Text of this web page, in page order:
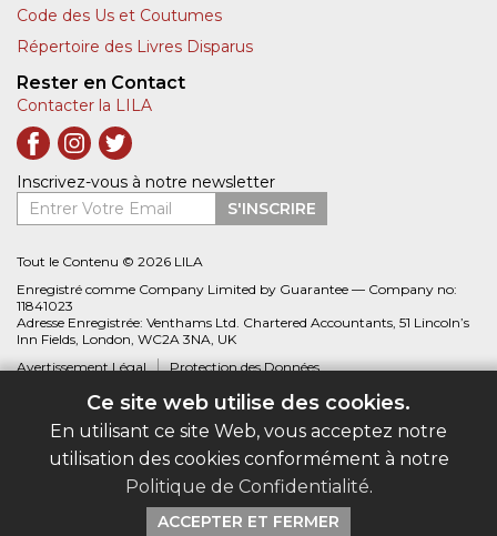
Ce site web utilise des cookies.
En utilisant ce site Web, vous acceptez notre
utilisation des cookies conformément à notre
Politique de Confidentialité.
ACCEPTER ET FERMER
Code des Us et Coutumes
Répertoire des Livres Disparus
Rester en Contact
Contacter la LILA
Inscrivez-vous à notre newsletter
Entrer Votre Email
S'INSCRIRE
Tout le Contenu © 2026 LILA
Enregistré comme Company Limited by Guarantee — Company no:
11841023
Adresse Enregistrée: Venthams Ltd. Chartered Accountants, 51 Lincoln’s
Inn Fields, London, WC2A 3NA, UK
Avertissement Légal
Protection des Données